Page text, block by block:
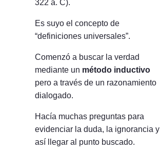
322 a. C).
Es suyo el concepto de
“definiciones universales”.
Comenzó a buscar la verdad
mediante un método inductivo
pero a través de un razonamiento
dialogado.
Hacía muchas preguntas para
evidenciar la duda, la ignorancia y
así llegar al punto buscado.